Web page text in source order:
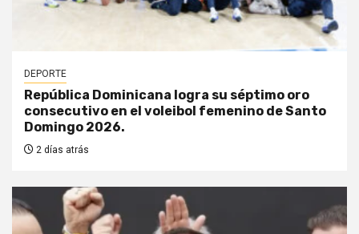
DEPORTE
República Dominicana logra su séptimo oro
consecutivo en el voleibol femenino de Santo
Domingo 2026.
2 días atrás